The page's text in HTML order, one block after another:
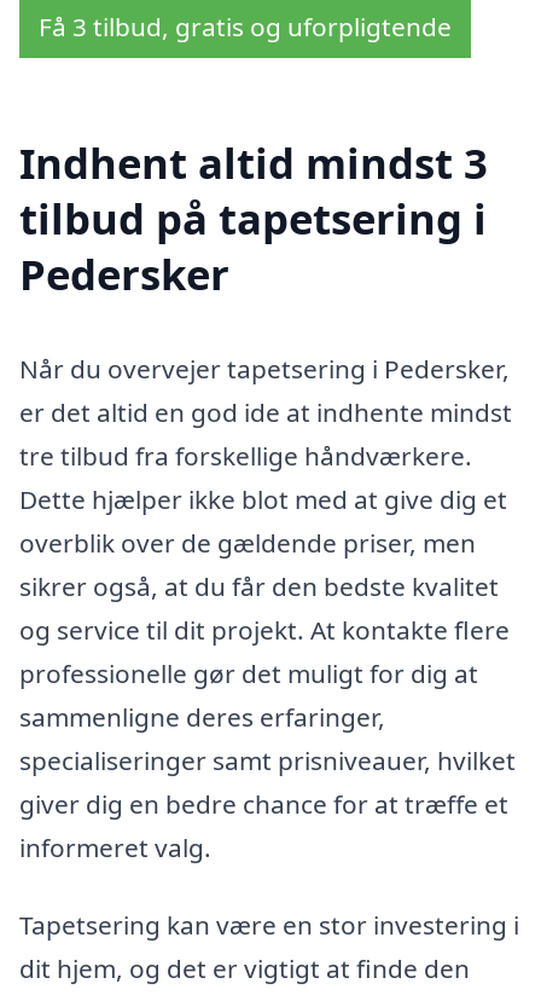
Få 3 tilbud, gratis og uforpligtende
Indhent altid mindst 3
tilbud på tapetsering i
Pedersker
Når du overvejer tapetsering i Pedersker,
er det altid en god ide at indhente mindst
tre tilbud fra forskellige håndværkere.
Dette hjælper ikke blot med at give dig et
overblik over de gældende priser, men
sikrer også, at du får den bedste kvalitet
og service til dit projekt. At kontakte flere
professionelle gør det muligt for dig at
sammenligne deres erfaringer,
specialiseringer samt prisniveauer, hvilket
giver dig en bedre chance for at træffe et
informeret valg.
Tapetsering kan være en stor investering i
dit hjem, og det er vigtigt at finde den